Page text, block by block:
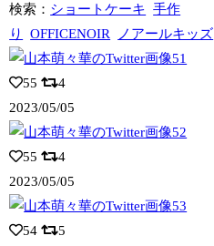
検索： ショートケーキ 手作
り
OFFICENOIR ノアールキッズ
55
4
2023/05/05
55
4
2023/05/05
54 5